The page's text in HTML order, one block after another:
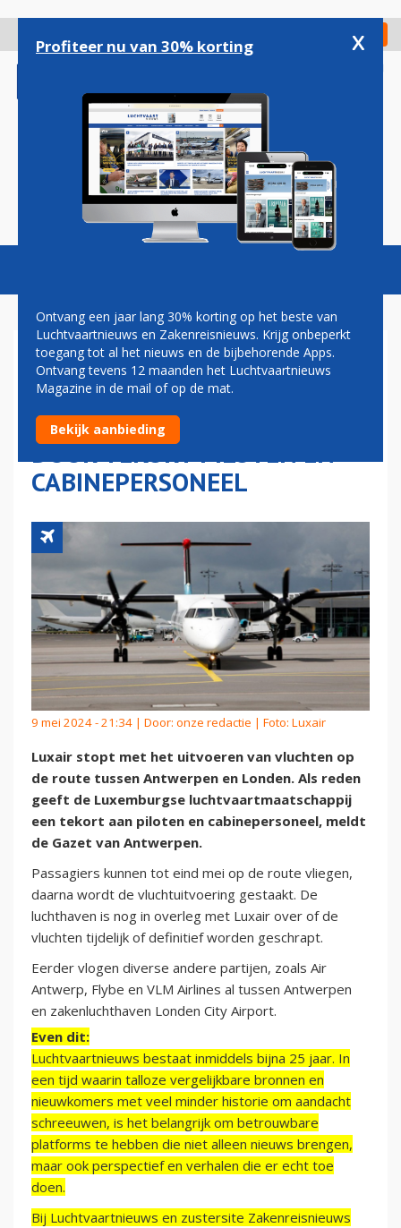
gaan
Check in
Magazine Podcasts Vacatures
LUXAIR STOPT MET
VLUCHTEN TUSSEN
ANTWERPEN EN LONDEN
DOOR TEKORT PILOTEN EN
CABINEPERSONEEL
9 mei 2024 - 21:34 | Door: onze redactie | Foto: Luxair
Luxair stopt met het uitvoeren van vluchten op
de route tussen Antwerpen en Londen. Als reden
geeft de Luxemburgse luchtvaartmaatschappij
een tekort aan piloten en cabinepersoneel, meldt
de Gazet van Antwerpen.
Passagiers kunnen tot eind mei op de route vliegen,
daarna wordt de vluchtuitvoering gestaakt. De
luchthaven is nog in overleg met Luxair over of de
vluchten tijdelijk of definitief worden geschrapt.
Eerder vlogen diverse andere partijen, zoals Air
Antwerp, Flybe en VLM Airlines al tussen Antwerpen
en zakenluchthaven Londen City Airport.
Even dit:
Luchtvaartnieuws bestaat inmiddels bijna 25 jaar. In
een tijd waarin talloze vergelijkbare bronnen en
nieuwkomers met veel minder historie om aandacht
schreeuwen, is het belangrijk om betrouwbare
platforms te hebben die niet alleen nieuws brengen,
maar ook perspectief en verhalen die er echt toe
doen.
Bij Luchtvaartnieuws en zustersite Zakenreisnieuws
Profiteer nu van 30% korting x
Ontvang een jaar lang 30% korting op het beste van
Luchtvaartnieuws en Zakenreisnieuws. Krijg onbeperkt
toegang tot al het nieuws en de bijbehorende Apps.
Ontvang tevens 12 maanden het Luchtvaartnieuws
Magazine in de mail of op de mat.
Bekijk aanbieding